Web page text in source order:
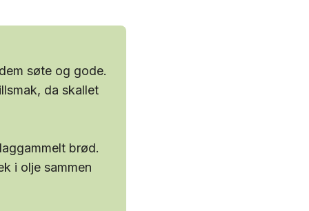
søte og gode.
da skallet
brød.
i olje sammen